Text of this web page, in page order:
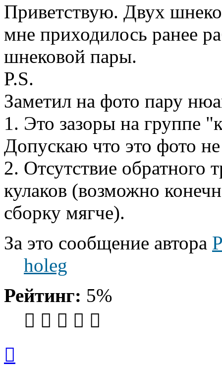
Приветствую. Двух
мне приходилось ранее
шнековой пары.
P.S.
Заметил на фото пару
1. Это зазоры на группе
Допускаю что это фото
2. Отсутствие обратного
кулаков (возможно
сборку мягче).
За это сообщение автора
holeg
Рейтинг: 5%
началу